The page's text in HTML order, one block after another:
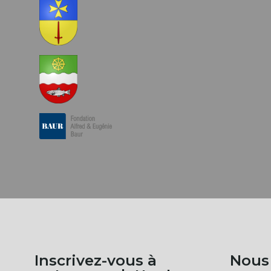
Inscrivez-vous à